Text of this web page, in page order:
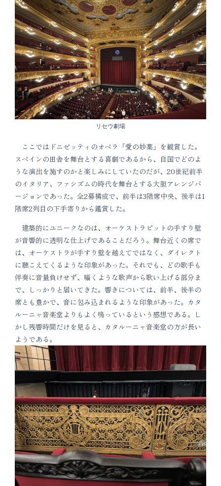
リセウ劇場
ここではドニゼッティのオペラ「愛の妙薬」を観賞した。
スペインの田舎を舞台とする喜劇であるから、自国でどのよ
うな演出を施すのかと楽しみにしていたのだが、20世紀前半
のイタリア、ファシズムの時代を舞台とする大胆アレンジバ
ージョンであった。全2幕構成で、前半は3階席中央、後半は1
階席2列目の下手寄りから鑑賞した。
建築的にユニークなのは、オーケストラピットの手すり壁
が音響的に透明な仕上げであることだろう。舞台近くの席で
は、オーケストラが手すり壁を越えてではなく、ダイレクト
に聴こえてくるような印象があった。それでも、どの歌手も
伴奏に音量負けせず、囁くような歌声から歌い上げる部分ま
で、しっかりと届いてきた。響きについては、前半、後半の
席とも豊かで、音に包み込まれるような印象があった。カタ
ルーニャ音楽堂よりもよく鳴っているという感想である。し
かし残響時間だけを見ると、カタルーニャ音楽堂の方が長い
ようである。